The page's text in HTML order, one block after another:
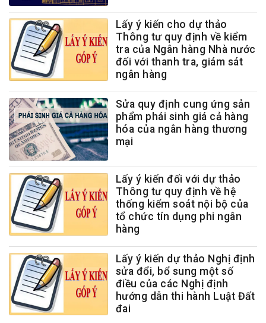
Lấy ý kiến cho dự thảo
Thông tư quy định về kiểm
tra của Ngân hàng Nhà nước
đối với thanh tra, giám sát
ngân hàng
Sửa quy định cung ứng sản
phẩm phái sinh giá cả hàng
hóa của ngân hàng thương
mại
Lấy ý kiến đối với dự thảo
Thông tư quy định về hệ
thống kiểm soát nội bộ của
tổ chức tín dụng phi ngân
hàng
Lấy ý kiến dự thảo Nghị định
sửa đổi, bổ sung một số
điều của các Nghị định
hướng dẫn thi hành Luật Đất
đai